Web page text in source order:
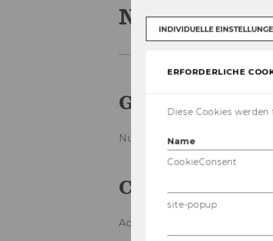
Number
Ger­man
Num­mern­kreis
Ca­te­go­ry
Ac­coun­ting with SAP R/3
INDIVIDUELLE
ERFORDERLICHE
Diese Cookies
Name
CookieConsent
site-popup